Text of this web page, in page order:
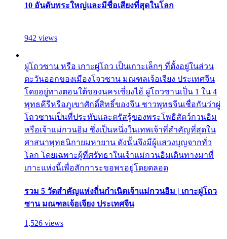
10 อันดับพระใหญ่และมีชื่อเสียงที่สุดในโลก
942 views
ผู่โถวซาน หรือ เกาะผู่โถว เป็นเกาะเล็กๆ ที่ตั้งอยู่ในส่วน
ตะวันออกของเมืองโจวซาน มณฑลเจ้อเจียง ประเทศจีน
โดยอยู่ทางตอนใต้ของนครเซี่ยงไฮ้ ผู่โถวซานเป็น 1 ใน 4
พุทธคีรีหรือภูเขาศักดิ์สิทธิ์ของจีน ชาวพุทธจีนเชื่อกันว่าผู่
โถวซานเป็นที่ประทับและตรัสรู้ของพระโพธิสัตว์กวนอิม
หรือเจ้าแม่กวนอิม ซึ่งเป็นหนึ่งในเทพเจ้าที่สำคัญที่สุดใน
ศาสนาพุทธนิกายมหายาน ดังนั้นจึงมีผู้แสวงบุญจากทั่ว
โลก โดยเฉพาะผู้ที่ศรัทธาในเจ้าแม่กวนอิมเดินทางมาที่
เกาะแห่งนี้เพื่อสักการะขอพรอยู่โดยตลอด
รวม 5 วัดสำคัญแห่งถิ่นกำเนิดเจ้าแม่กวนอิม | เกาะผู่โถว
ซาน มณฑลเจ้อเจียง ประเทศจีน
1,526 views